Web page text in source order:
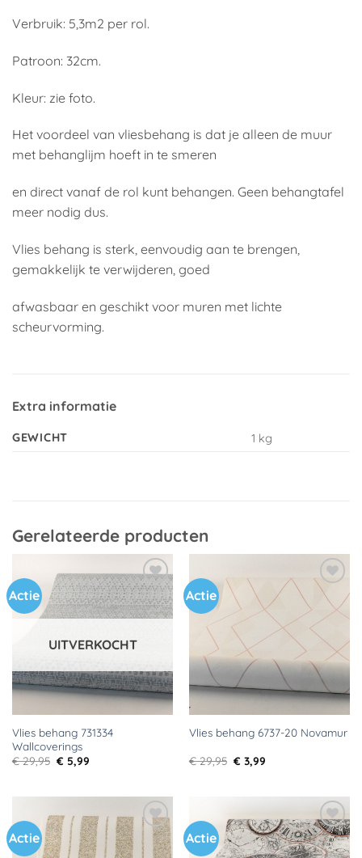
Verbruik: 5,3m2 per rol.
Patroon: 32cm.
Kleur: zie foto.
Het voordeel van vliesbehang is dat je alleen de muur
met behanglijm hoeft in te smeren
en direct vanaf de rol kunt behangen. Geen behangtafel
meer nodig dus.
Vlies behang is sterk, eenvoudig aan te brengen,
gemakkelijk te verwijderen, goed
afwasbaar en geschikt voor muren met lichte
scheurvorming.
Extra informatie
GEWICHT 1 kg
Gerelateerde producten
Actie
Toevoegen
aan
verlanglijst
UITVERKOCHT
Vlies behang 731334
Wallcoverings
€29,95 Oorspronkelijke
prijs
€ 5,99Huidige
Actie
Toevoegen
aan
verlanglijst
Vlies behang 6737-20 Novamur
€29,95 Oorspronkelijke
prijs
€ 3,99Huidige
Actie
Toevoegen
aan
Actie
Toevoegen
aan